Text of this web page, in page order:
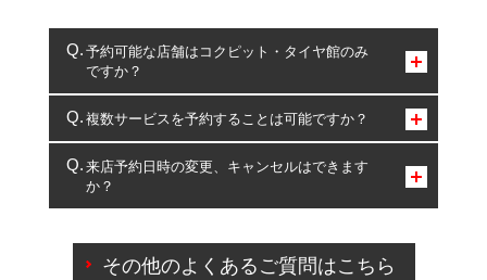
予約可能な店舗はコクピット・タイヤ館のみ
ですか？
コクピット・タイヤ館のみとなります。
複数サービスを予約することは可能ですか？
複数サービスのご予約は可能です。
一部の商品・サービスの組み合わせに限り、同時にご予約が
出来ないものもございます。
来店予約日時の変更、キャンセルはできます
か？
ご来店予約日の3営業日前を過ぎている場合のご予約
その他のよくあるご質問はこちら